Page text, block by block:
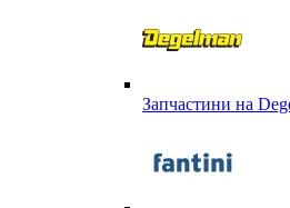
Запчастини на